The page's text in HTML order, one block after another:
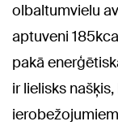
olbaltumvielu
aptuveni
pakā
ir lielisks